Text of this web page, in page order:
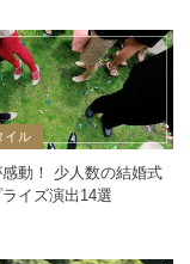
イル
動！ 少人数の結婚式
イズ演出14選